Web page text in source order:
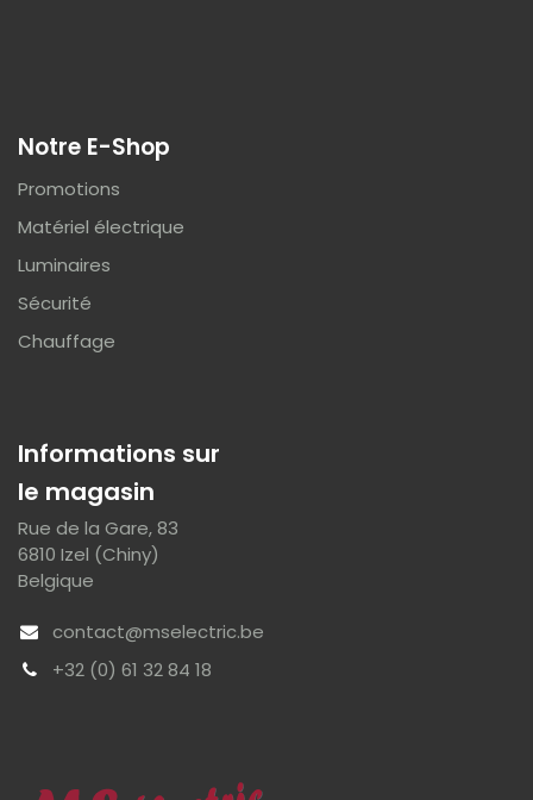
Informations sur
le magasin
Rue de la Gare, 83
6810 Izel (Chiny)
Belgique
contact@mselectric.be
+32 (0) 61 32 84 18
Notre E-Shop
Promotions
Matériel électrique
Luminaires
Sécurité
Chauffage